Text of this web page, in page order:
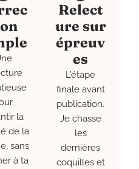
la
de la
sans
à ta
Relect
ure sur
épreuv
es
L’étape
finale avant
publication.
Je chasse
les
dernières
coquilles et